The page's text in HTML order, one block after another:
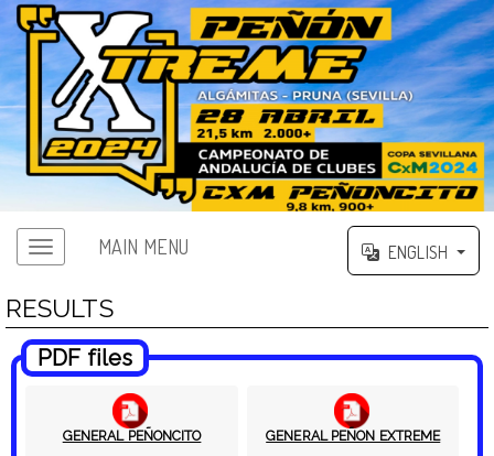
MAIN MENU ENGLISH
RESULTS
PDF files
GENERAL PEÑONCITO GENERAL PEÑON EXTREME